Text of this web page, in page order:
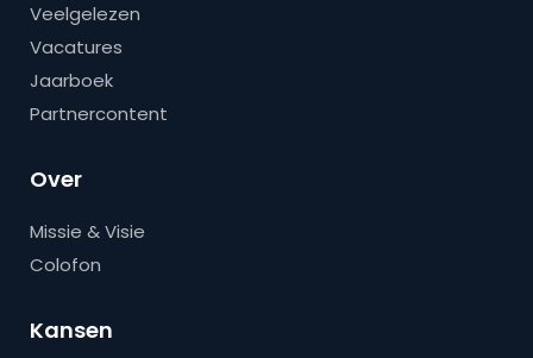
Veelgelezen
Vacatures
Jaarboek
Partnercontent
Over
Missie & Visie
Colofon
Kansen